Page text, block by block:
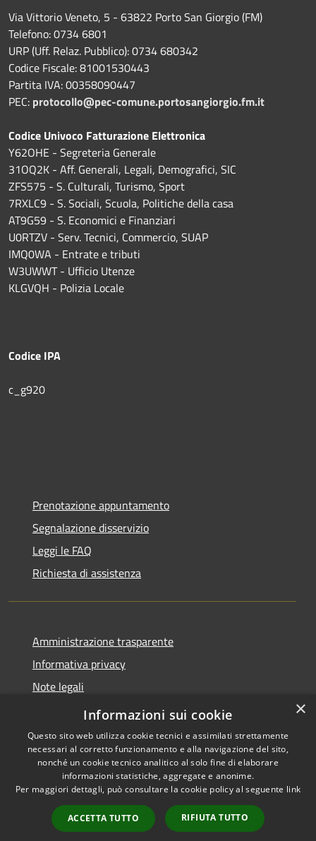
Via Vittorio Veneto, 5 - 63822 Porto San Giorgio (FM)
Telefono: 0734 6801
URP (Uff. Relaz. Pubblico): 0734 680342
Codice Fiscale: 81001530443
Partita IVA: 00358090447
PEC: protocollo@pec-comune.portosangiorgio.fm.it
Codice Univoco Fatturazione Elettronica
Y62OHE - Segreteria Generale
31OQ2K - Aff. Generali, Legali, Demografici, SIC
ZFS575 - S. Culturali, Turismo, Sport
7RXLC9 - S. Sociali, Scuola, Politiche della casa
AT9G59 - S. Economici e Finanziari
U0RTZV - Serv. Tecnici, Commercio, SUAP
IMQ0WA - Entrate e tributi
W3UWWT - Ufficio Utenze
KLGVQH - Polizia Locale
Codice IPA
c_g920
Prenotazione appuntamento
Segnalazione disservizio
Leggi le FAQ
Richiesta di assistenza
Amministrazione trasparente
Informativa privacy
Note legali
Dichiarazione di accessibilità
Accessibilità
Copyright © 2026 • Comune di
Porto San Giorgio • Powered by
Municipium•
Accesso
redazione
×
Informazioni sui cookie
Questo sito web utilizza cookie tecnici e assimilati strettamente
necessari al corretto funzionamento e alla navigazione del sito,
nonché un cookie tecnico analitico al solo fine di elaborare
informazioni statistiche, aggregate e anonime.
Per maggiori dettagli, può consultare la cookie policy al seguente link
ACCETTA TUTTO RIFIUTA TUTTO